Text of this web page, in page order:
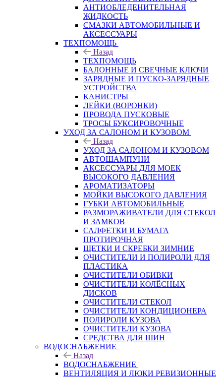
АНТИОБЛЕДЕНИТЕЛЬНАЯ
ЖИДКОСТЬ
СМАЗКИ АВТОМОБИЛЬНЫЕ И
АКСЕССУАРЫ
ТЕХПОМОЩЬ
Назад
ТЕХПОМОЩЬ
БАЛОННЫЕ И СВЕЧНЫЕ КЛЮЧИ
ЗАРЯДНЫЕ И ПУСКО-ЗАРЯДНЫЕ
УСТРОЙСТВА
КАНИСТРЫ
ЛЕЙКИ (ВОРОНКИ)
ПРОВОДА ПУСКОВЫЕ
ТРОСЫ БУКСИРОВОЧНЫЕ
УХОД ЗА САЛОНОМ И КУЗОВОМ
Назад
УХОД ЗА САЛОНОМ И КУЗОВОМ
АВТОШАМПУНИ
АКСЕССУАРЫ ДЛЯ МОЕК
ВЫСОКОГО ДАВЛЕНИЯ
АРОМАТИЗАТОРЫ
МОЙКИ ВЫСОКОГО ДАВЛЕНИЯ
ГУБКИ АВТОМОБИЛЬНЫЕ
РАЗМОРАЖИВАТЕЛИ ДЛЯ СТЕКОЛ
И ЗАМКОВ
САЛФЕТКИ И БУМАГА
ПРОТИРОЧНАЯ
ЩЕТКИ И СКРЕБКИ ЗИМНИЕ
ОЧИСТИТЕЛИ И ПОЛИРОЛИ ДЛЯ
ПЛАСТИКА
ОЧИСТИТЕЛИ ОБИВКИ
ОЧИСТИТЕЛИ КОЛЁСНЫХ
ДИСКОВ
ОЧИСТИТЕЛИ СТЕКОЛ
ОЧИСТИТЕЛИ КОНДИЦИОНЕРА
ПОЛИРОЛИ КУЗОВА
ОЧИСТИТЕЛИ КУЗОВА
СРЕДСТВА ДЛЯ ШИН
ВОДОСНАБЖЕНИЕ
Назад
ВОДОСНАБЖЕНИЕ
ВЕНТИЛЯЦИЯ И ЛЮКИ РЕВИЗИОННЫЕ